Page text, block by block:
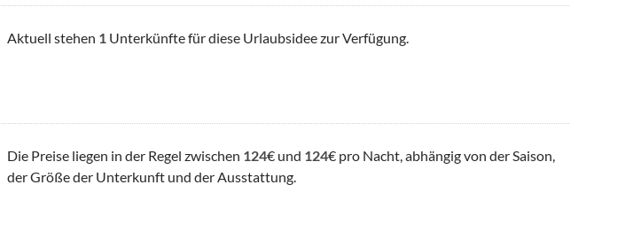
Aktuell stehen 1 Unterkünfte für diese Urlaubsidee zur Verfügung.
Die Preise liegen in der Regel zwischen 124€ und 124€ pro Nacht, abhängig von der Saison,
der Größe der Unterkunft und der Ausstattung.